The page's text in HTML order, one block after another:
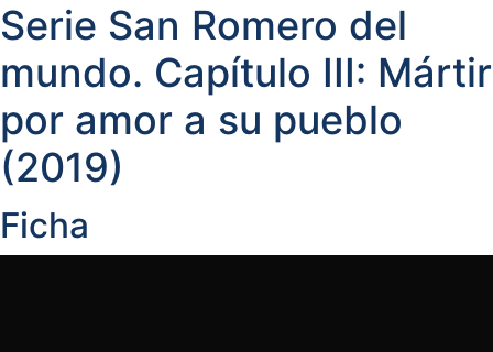
Serie San Romero del
mundo. Capítulo III: Mártir
por amor a su pueblo
(2019)
Ficha